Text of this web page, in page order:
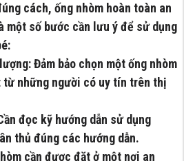
cách, ống nhòm hoàn toàn an
một số bước cần lưu ý để sử dụng
Đảm bảo chọn một ống nhòm
những người có uy tín trên thị
đọc kỹ hướng dẫn sử dụng
thủ đúng các hướng dẫn.
cần được đặt ở một nơi an